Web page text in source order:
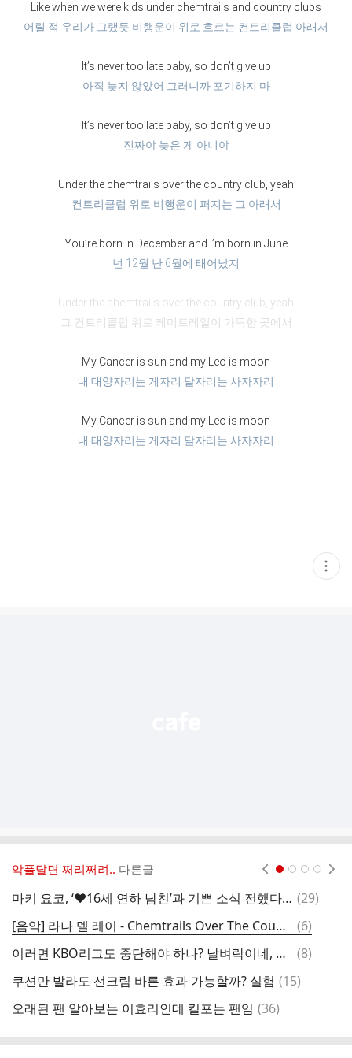
Like when we were kids under chemtrails and country clubs
어릴 적 우리가 그랬듯 비행운이 위로 흐르는 컨트리클럽 아래서
It’s never too late baby, so don’t give up
아직 늦지 않았어 그러니까 포기하지 마
It’s never too late baby, so don’t give up
진짜야 늦은 게 아니야
Under the chemtrails over the country club, yeah
컨트리클럽 위로 비행운이 퍼지는 그 아래서
You’re born in December and I’m born in June
넌 12월 난 6월에 태어났지
Under the chemtrails over the country club, yeah
그 컨트리클럽 위로 케미트레일이 가득한 곳에서
My Cancer is sun and my Leo is moon
내 태양자리는 게자리 달자리는 사자자리
My Cancer is sun and my Leo is moon
내 태양자리는 게자리 달자리는 사자자리
현
재
악플달면 쩌리쩌려.. 다른글
마키 요코, ‘♥16세 연하 남친’과 기쁜 소식 전했다…“아이 임신” 댓
(29)
[음악] 라나 델 레이 - Chemtrails Over The Country Club
댓
글
(6)
이러면 KBO리그도 중단해야 하나? 날벼락이네, WBC 3월 → 7월 개최 논의
댓
(8)
쿠션만 발라도 선크림 바른 효과 가능할까? 실험 댓
(15)
오래된 팬 알아보는 이효리인데 킬포는 팬임 댓
(36)